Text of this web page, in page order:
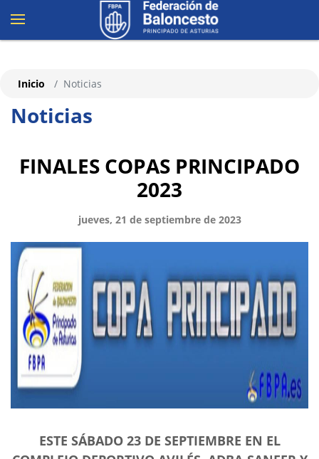
Noticias
Inicio Noticias
FINALES COPAS PRINCIPADO
2023
jueves, 21 de septiembre de 2023
ESTE SÁBADO 23 DE SEPTIEMBRE EN EL